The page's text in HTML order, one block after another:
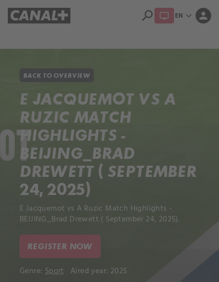
search EN expand_more person
BACK TO OVERVIEW
E JACQUEMOT VS A
RUZIC MATCH
HIGHLIGHTS -
BEIJING_BRAD
DREWETT ( SEPTEMBER
24, 2025)
E Jacquemot vs A Ruzic Match Highlights -
BEIJING_Brad Drewett ( September 24, 2025).
REGISTER NOW
Genre: Sport Aired year: 2025